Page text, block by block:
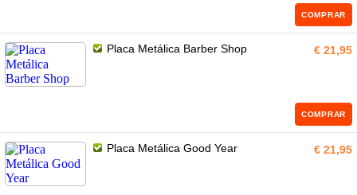
COMPRAR
Placa Metálica Barber Shop € 21,95
COMPRAR
Placa Metálica Good Year € 21,95